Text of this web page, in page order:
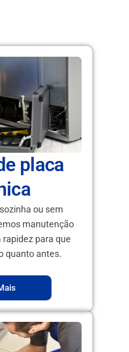
placa
ou sem
manutenção
para que
quanto antes.